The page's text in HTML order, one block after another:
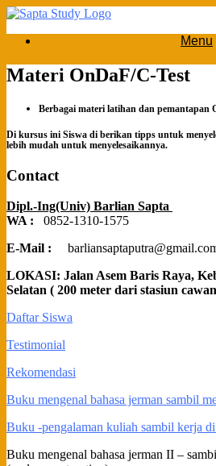
Skip
content
Menu
Materi OnDaF/C-Test
Berbagai materi latihan dan pemantapan
Di kursus ini Siswa di berikan tipps untuk
lebih mudah untuk menyelesaikannya.
Contact
Dipl.-Ing(Univ) Barlian Sapta
WA :
0852-1310-1575
E-Mail :
LOKASI: Jalan Asem Baris Raya,
Selatan ( 200 meter dari stasiun
Daftar Siswa
Testimonial
Rekomendasi
Buku mengenal bahasa jerman sambil
Buku -pengalaman kuliah sambil kerja di
Buku mengenal bahasa jerman II –